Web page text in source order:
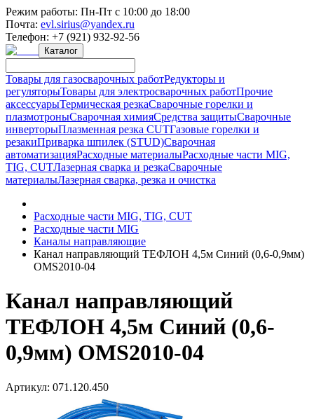
Режим работы: Пн-Пт с 10:00 до 18:00
Почта: evl.sirius@yandex.ru
Телефон: +7 (921) 932-92-56
Каталог
Товары для газосварочных работРедукторы и
регуляторыТовары для электросварочных работПрочие
аксессуарыТермическая резкаСварочные горелки и
плазмотроныСварочная химияСредства защитыСварочные
инверторыПлазменная резка CUTГазовые горелки и
резакиПриварка шпилек (STUD)Сварочная
автоматизацияРасходные материалыРасходные части MIG,
TIG, CUTЛазерная сварка и резкаСварочные
материалыЛазерная сварка, резка и очистка
Расходные части MIG, TIG, CUT
Расходные части MIG
Каналы направляющие
Канал направляющий ТЕФЛОН 4,5м Синий (0,6-0,9мм)
OMS2010-04
Канал направляющий
ТЕФЛОН 4,5м Синий (0,6-
0,9мм) OMS2010-04
Артикул: 071.120.450